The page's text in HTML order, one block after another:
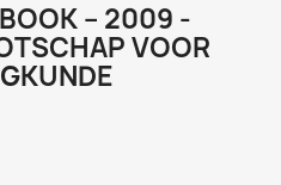
– 2009 -
VOOR